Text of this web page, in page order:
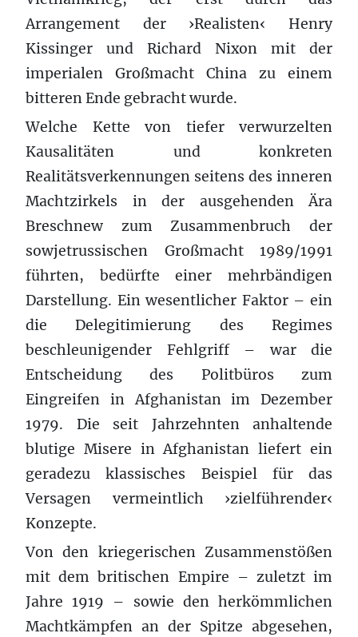
Arrangement der ›Realisten‹ Henry
Kissinger und Richard Nixon mit der
imperialen Großmacht China zu einem
bitteren Ende gebracht wurde.
Welche Kette von tiefer verwurzelten
Kausalitäten und konkreten
Realitätsverkennungen seitens des inneren
Machtzirkels in der ausgehenden Ära
Breschnew zum Zusammenbruch der
sowjetrussischen Großmacht 1989/1991
führten, bedürfte einer mehrbändigen
Darstellung. Ein wesentlicher Faktor – ein
die Delegitimierung des Regimes
beschleunigender Fehlgriff – war die
Entscheidung des Politbüros zum
Eingreifen in Afghanistan im Dezember
1979. Die seit Jahrzehnten anhaltende
blutige Misere in Afghanistan liefert ein
geradezu klassisches Beispiel für das
Versagen vermeintlich ›zielführender‹
Konzepte.
Von den kriegerischen Zusammenstößen
mit dem britischen Empire – zuletzt im
Jahre 1919 – sowie den herkömmlichen
Machtkämpfen an der Spitze abgesehen,